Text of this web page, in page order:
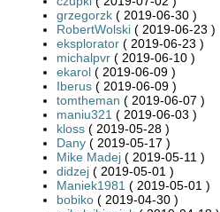
grzegorzk ( 2019-06-30 )
RobertWolski ( 2019-06-23 )
eksplorator ( 2019-06-23 )
michalpvr ( 2019-06-10 )
ekarol ( 2019-06-09 )
Iberus ( 2019-06-09 )
tomtheman ( 2019-06-07 )
maniu321 ( 2019-06-03 )
kloss ( 2019-05-28 )
Dany ( 2019-05-17 )
Mike Madej ( 2019-05-11 )
didzej ( 2019-05-01 )
Maniek1981 ( 2019-05-01 )
bobiko ( 2019-04-30 )